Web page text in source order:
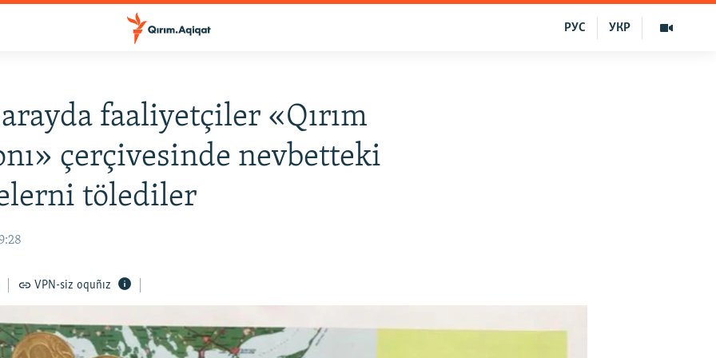
УКР
РУС
faaliyetçiler «Qırım
çerçivesinde nevbetteki
tölediler
VPN-siz oquñız